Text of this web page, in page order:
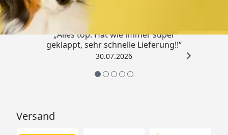
„Alles top. Hat wie immer super
geklappt, sehr schnelle Lieferung!!“
30.07.2026
Versand